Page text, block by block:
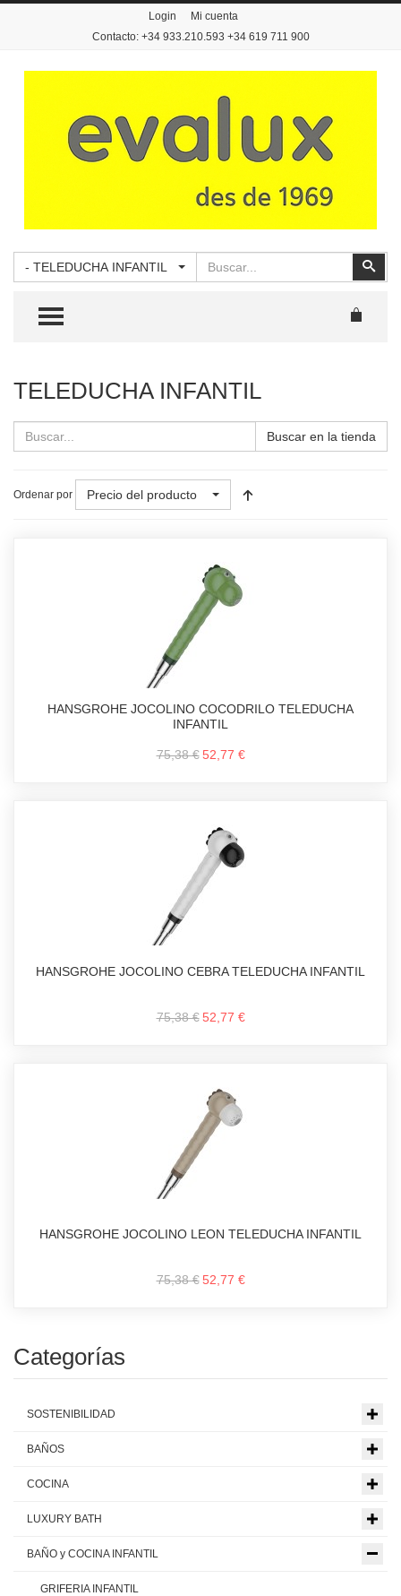
Login
Mi cuenta
Contacto: +34 933.210.593 +34 619 711 900
- TELEDUCHA INFANTIL
TOGGLE MENU
TELEDUCHA INFANTIL
Buscar en la tienda
Ordenar por Precio del producto
HANSGROHE JOCOLINO COCODRILO TELEDUCHA
INFANTIL
75,38 € 52,77 €
HANSGROHE JOCOLINO CEBRA TELEDUCHA INFANTIL
75,38 € 52,77 €
HANSGROHE JOCOLINO LEON TELEDUCHA INFANTIL
75,38 € 52,77 €
Categorías
SOSTENIBILIDAD
BAÑOS
COCINA
LUXURY BATH
BAÑO y COCINA INFANTIL
GRIFERIA INFANTIL